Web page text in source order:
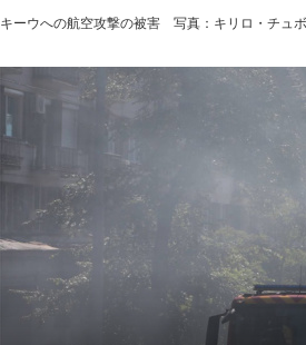
キーウへの航空攻撃の被害 写真：キリロ・チュ